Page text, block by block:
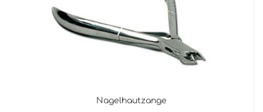
Nagelhautzange